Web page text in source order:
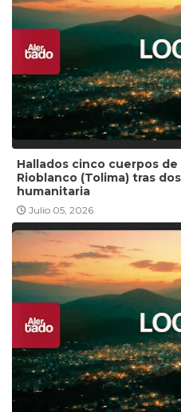
Hallados cinco cuerpos
Rioblanco (Tolima) tras
humanitaria
Julio 05, 2026